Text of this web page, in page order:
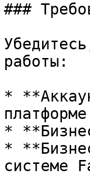
###
работы:
*
*
*
системе